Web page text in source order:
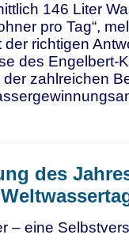
146 Liter
pro Tag“,
der richtigen
des Engelbert-
zahlreichen
des
– eine